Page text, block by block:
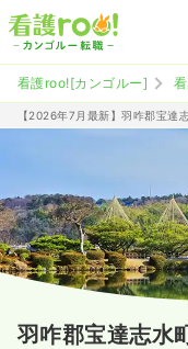
看護roo![カンゴルー]
【2026年7月最新】羽咋郡宝達
羽咋郡宝達志水